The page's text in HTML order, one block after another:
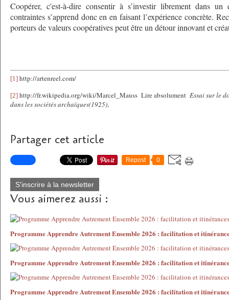
Coopérer, c'est-à-dire consentir à s’investir librement dans
contraintes s’apprend donc en en faisant l’expérience concrète.
porteurs de valeurs coopératives peut être un détour innovant et
[1] http://artenreel.com/
[2] http://fr.wikipedia.org/wiki/Marcel_Mauss Lire absolument Essai sur le
dans les sociétés archaïques(1925),
Partager cet article
Repost 0
S'inscrire à la newsletter
Vous aimerez aussi :
Programme Apprendre Autrement Ensemble 2026 : facilitation et
Programme Apprendre Autrement Ensemble 2026 : facilitation et
Programme Apprendre Autrement Ensemble 2026 : facilitation et